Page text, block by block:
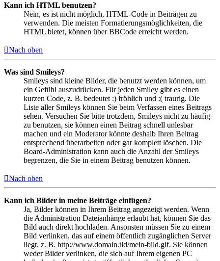
Kann ich HTML benutzen?
Nein, es ist nicht möglich, HTML-Code in Beiträgen zu
verwenden. Die meisten Formatierungsmöglichkeiten, die
HTML bietet, können über BBCode erreicht werden.
Nach oben
Was sind Smileys?
Smileys sind kleine Bilder, die benutzt werden können, um
ein Gefühl auszudrücken. Für jeden Smiley gibt es einen
kurzen Code, z. B. bedeutet :) fröhlich und :( traurig. Die
Liste aller Smileys können Sie beim Verfassen eines Beitrags
sehen. Versuchen Sie bitte trotzdem, Smileys nicht zu häufig
zu benutzen, sie können einen Beitrag schnell unlesbar
machen und ein Moderator könnte deshalb Ihren Beitrag
entsprechend überarbeiten oder gar komplett löschen. Die
Board-Administration kann auch die Anzahl der Smileys
begrenzen, die Sie in einem Beitrag benutzen können.
Nach oben
Kann ich Bilder in meine Beiträge einfügen?
Ja, Bilder können in Ihrem Beitrag angezeigt werden. Wenn
die Administration Dateianhänge erlaubt hat, können Sie das
Bild auch direkt hochladen. Ansonsten müssen Sie zu einem
Bild verlinken, das auf einem öffentlich zugänglichen Server
liegt, z. B. http://www.domain.tld/mein-bild.gif. Sie können
weder Bilder verlinken, die sich auf Ihrem eigenen PC